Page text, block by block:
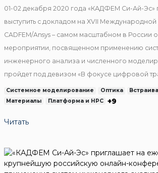
призы
01-02 декабря 2020 года «КАДФЕМ Си-Ай-Эс»
выступить с докладом на XVII
CADFEM/Ansys – самом масштабном в России
мероприятии, посвященном применению
инженерного анализа и численного
пройдет под девизом «В фокусе цифровой
промышленности».
Системное моделирование Оптика
Материалы
Платформа и HPC +9
Читать